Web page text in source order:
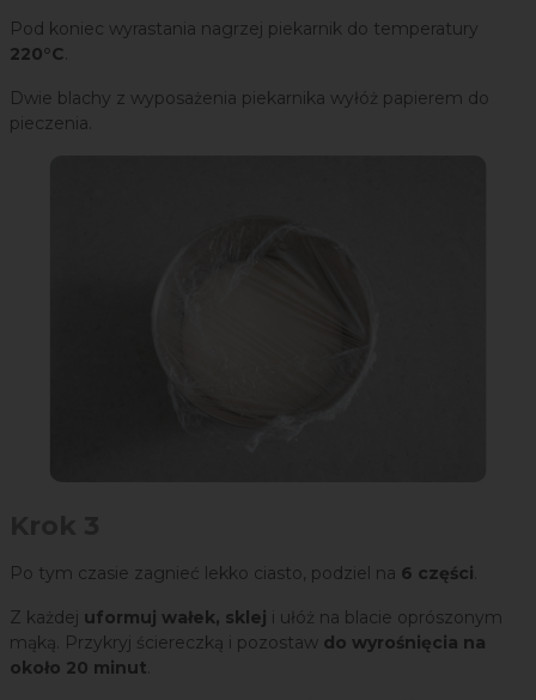
Pod koniec wyrastania nagrzej piekarnik do temperatury
220°C
Dwie blachy z wyposażenia piekarnika wyłóż papierem do
pieczenia.
Po tym czasie zagnieć lekko ciasto, podziel na 6 części
Z każdej uformuj wałek, sklej i ułóż na blacie oprószonym
mąką. Przykryj ściereczką i pozostaw do wyrośnięcia na
około 20 minut